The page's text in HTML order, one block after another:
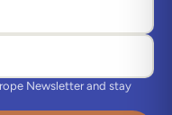
Newsletter and stay